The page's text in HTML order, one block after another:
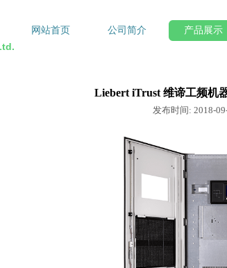
网站首页 公司简介 产品展示
Liebert iTrust 维谛工频机
发布时间: 2018-